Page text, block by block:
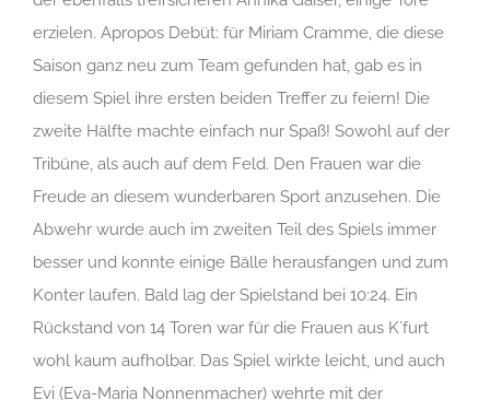
erzielen. Apropos Debüt: für Miriam Cramme, die diese
Saison ganz neu zum Team gefunden hat, gab es in
diesem Spiel ihre ersten beiden Treffer zu feiern! Die
zweite Hälfte machte einfach nur Spaß! Sowohl auf der
Tribüne, als auch auf dem Feld. Den Frauen war die
Freude an diesem wunderbaren Sport anzusehen. Die
Abwehr wurde auch im zweiten Teil des Spiels immer
besser und konnte einige Bälle herausfangen und zum
Konter laufen. Bald lag der Spielstand bei 10:24. Ein
Rückstand von 14 Toren war für die Frauen aus K´furt
wohl kaum aufholbar. Das Spiel wirkte leicht, und auch
Evi (Eva-Maria Nonnenmacher) wehrte mit der